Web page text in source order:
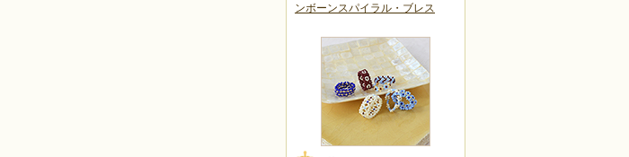
ンボーンスパイラル・ブレス